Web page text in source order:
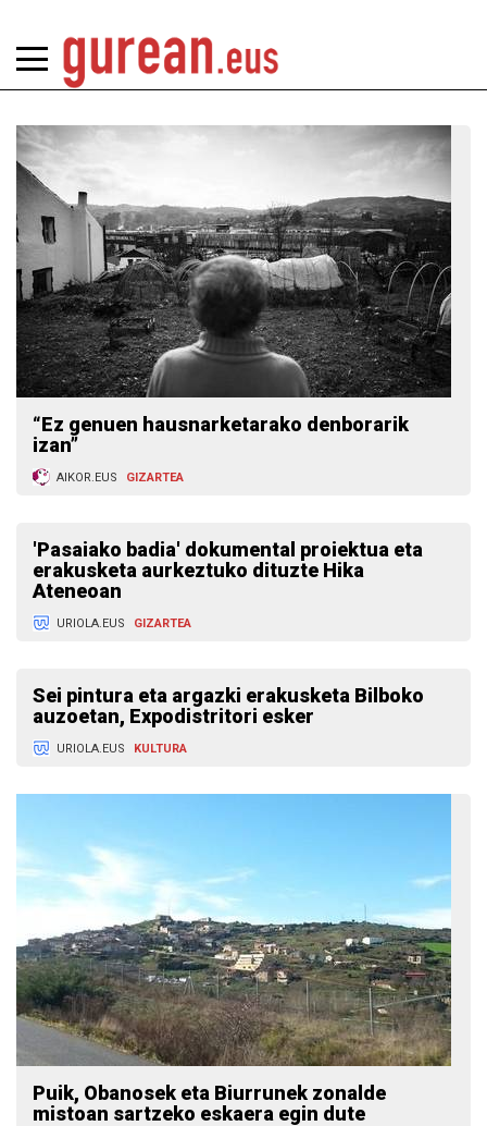
“Ez genuen hausnarketarako denborarik
izan”
AIKOR.EUS GIZARTEA
'Pasaiako badia' dokumental proiektua eta
erakusketa aurkeztuko dituzte Hika
Ateneoan
URIOLA.EUS GIZARTEA
Sei pintura eta argazki erakusketa Bilboko
auzoetan, Expodistritori esker
URIOLA.EUS KULTURA
Puik, Obanosek eta Biurrunek zonalde
mistoan sartzeko eskaera egin dute